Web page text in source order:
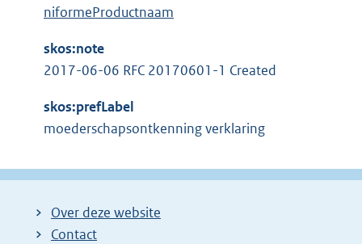
niformeProductnaam
skos:note
2017-06-06 RFC 20170601-1 Created
skos:prefLabel
moederschapsontkenning verklaring
Over deze website
Contact